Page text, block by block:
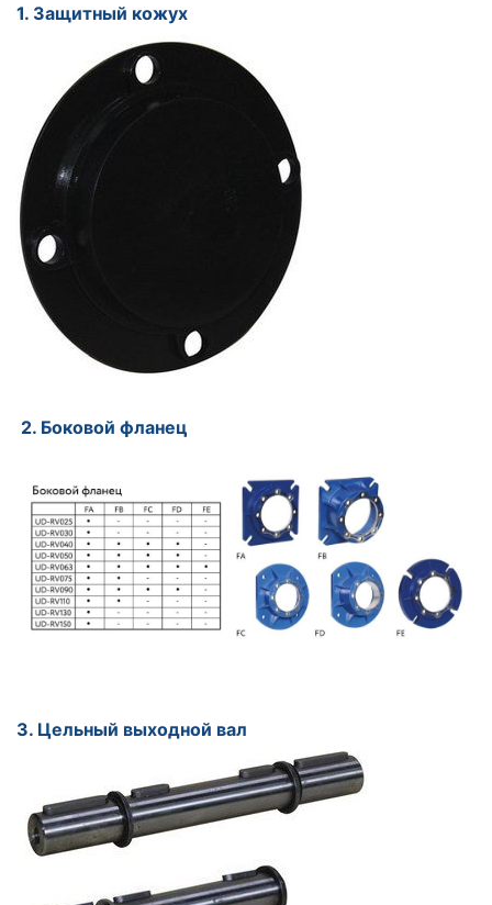
1. Защитный кожух
2. Боковой фланец
3. Цельный выходной вал